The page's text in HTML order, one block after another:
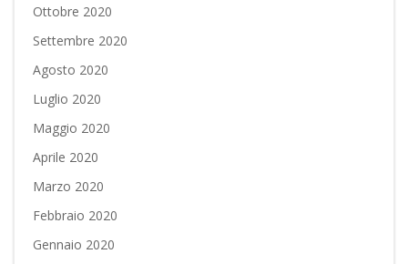
Ottobre 2020
Settembre 2020
Agosto 2020
Luglio 2020
Maggio 2020
Aprile 2020
Marzo 2020
Febbraio 2020
Gennaio 2020